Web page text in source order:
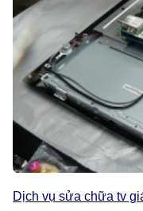
Dịch vụ sửa chữa tv